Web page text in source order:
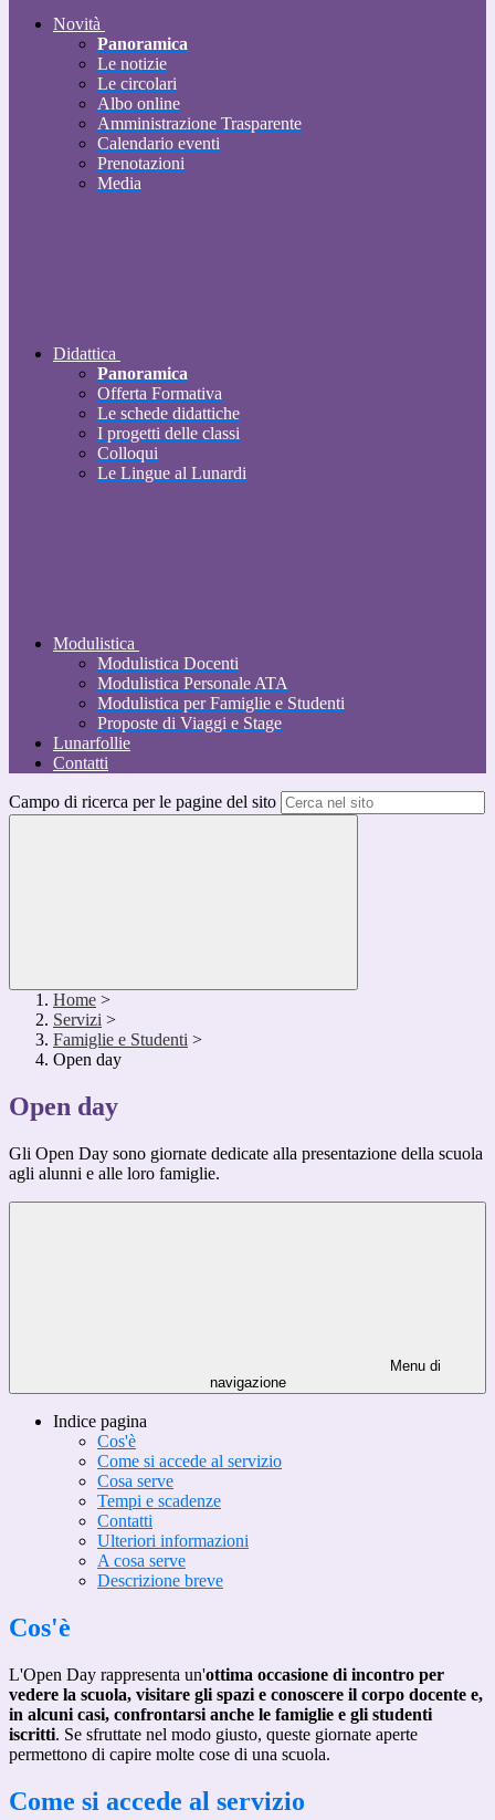
Novità
Panoramica
Le notizie
Le circolari
Albo online
Amministrazione Trasparente
Calendario eventi
Prenotazioni
Media
Didattica
Panoramica
Offerta Formativa
Le schede didattiche
I progetti delle classi
Colloqui
Le Lingue al Lunardi
Modulistica
Modulistica Docenti
Modulistica Personale ATA
Modulistica per Famiglie e Studenti
Proposte di Viaggi e Stage
Lunarfollie
Contatti
Campo di ricerca per le pagine del sito
Home >
Servizi >
Famiglie e Studenti >
Open day
Open day
Gli Open Day sono giornate dedicate alla presentazione della scuola
agli alunni e alle loro famiglie.
Menu di
navigazione
Indice pagina
Cos'è
Come si accede al servizio
Cosa serve
Tempi e scadenze
Contatti
Ulteriori informazioni
A cosa serve
Descrizione breve
Cos'è
L'Open Day rappresenta un'ottima occasione di incontro per
vedere la scuola, visitare gli spazi e conoscere il corpo docente e,
in alcuni casi, confrontarsi anche le famiglie e gli studenti
iscritti. Se sfruttate nel modo giusto, queste giornate aperte
permettono di capire molte cose di una scuola.
Come si accede al servizio